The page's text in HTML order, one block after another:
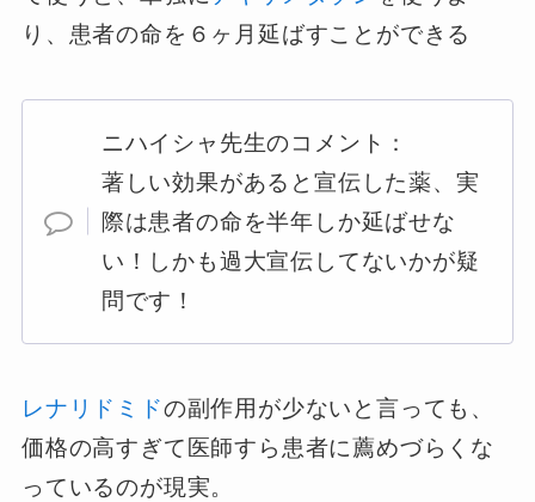
り、患者の命を６ヶ月延ばすことができる
ニハイシャ先生のコメント：
著しい効果があると宣伝した薬、実
際は患者の命を半年しか延ばせな
い！しかも過大宣伝してないかが疑
問です！
レナリドミドの副作用が少ないと言っても、
価格の高すぎて医師すら患者に薦めづらくな
っているのが現実。